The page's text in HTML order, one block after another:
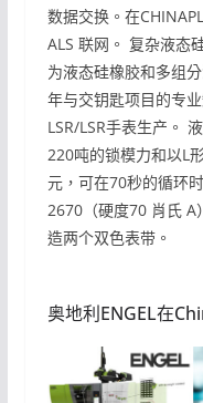
数据交换。在
ALS 联网。 复杂液态
为液态硅橡胶和多组
年与交钥匙项目的专
LSR/LSR手表生产。
220吨的锁模力和以L
元，可在70秒的循环
2670（硬度70 肖氏
造两个双色表带。
奥地利ENGEL在